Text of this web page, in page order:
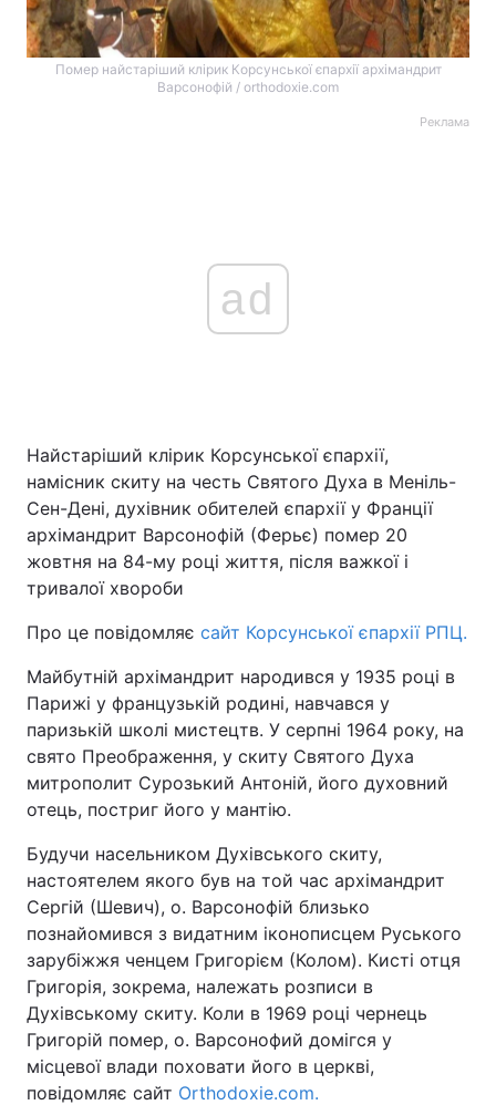
Помер найстаріший клірик Корсунської єпархії архімандрит
Варсонофій / orthodoxie.com
Реклама
ad
Найстаріший клірик Корсунської єпархії,
намісник скиту на честь Святого Духа в Меніль-
Сен-Дені, духівник обителей єпархії у Франції
архімандрит Варсонофій (Ферьє) помер 20
жовтня на 84-му році життя, після важкої і
тривалої хвороби
Про це повідомляє сайт Корсунської єпархії РПЦ.
Майбутній архімандрит народився у 1935 році в
Парижі у французькій родині, навчався у
паризькій школі мистецтв. У серпні 1964 року, на
свято Преображення, у скиту Святого Духа
митрополит Сурозький Антоній, його духовний
отець, постриг його у мантію.
Будучи насельником Духівського скиту,
настоятелем якого був на той час архімандрит
Сергій (Шевич), о. Варсонофій близько
познайомився з видатним іконописцем Руського
зарубіжжя ченцем Григорієм (Колом). Кисті отця
Григорія, зокрема, належать розписи в
Духівському скиту. Коли в 1969 році чернець
Григорій помер, о. Варсонофий домігся у
місцевої влади поховати його в церкві,
повідомляє сайт Orthodoxie.com.